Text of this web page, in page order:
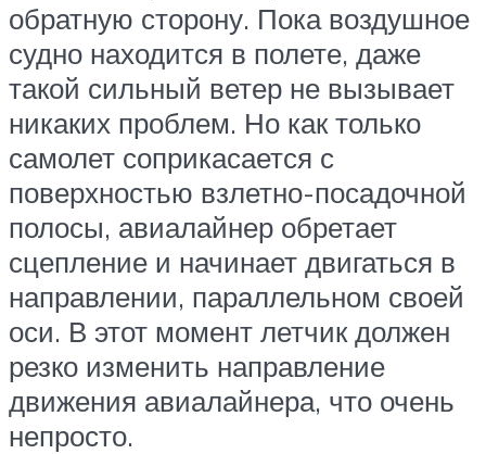
обратную сторону. Пока воздушное
судно находится в полете, даже
такой сильный ветер не вызывает
никаких проблем. Но как только
самолет соприкасается с
поверхностью взлетно-посадочной
полосы, авиалайнер обретает
сцепление и начинает двигаться в
направлении, параллельном своей
оси. В этот момент летчик должен
резко изменить направление
движения авиалайнера, что очень
непросто.